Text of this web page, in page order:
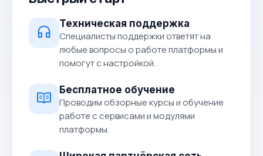
Техническая поддержка
Специалисты поддержки ответят на
любые вопросы о работе платформы и
помогут с настройкой.
Бесплатное обучение
Проводим обзорные курсы и обучение
работе с сервисами и модулями
платформы.